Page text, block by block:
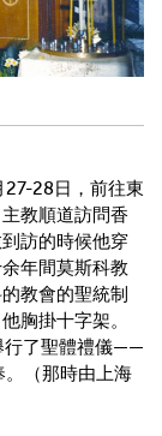
27-28 日，前往東
教順道訪問香
訪的時候他穿
年間莫斯科教
教會的聖統制
胸掛十字架。
行了聖體禮儀——
（那時由上海